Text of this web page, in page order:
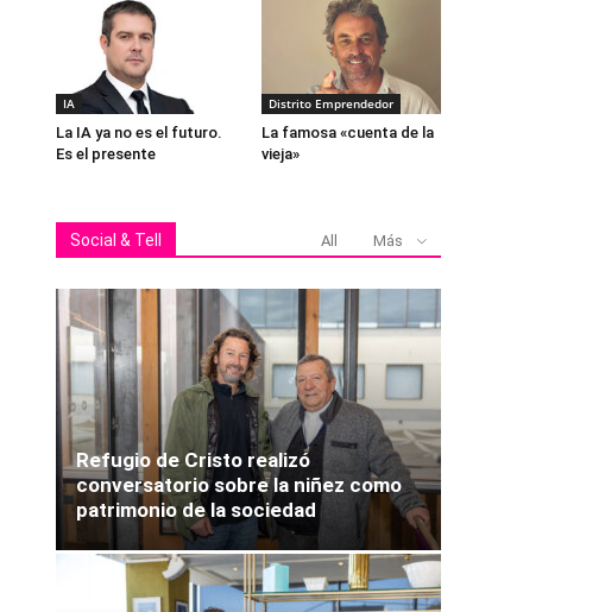
IA
La IA ya no es el futuro.
Es el presente
Distrito Emprendedor
La famosa «cuenta de la
vieja»
Social & Tell All Más
Refugio de Cristo realizó
conversatorio sobre la niñez como
patrimonio de la sociedad